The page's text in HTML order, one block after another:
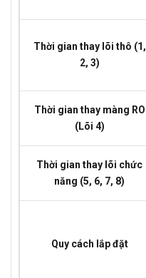
Thời gian thay lõi thô (1,
2, 3)
Thời gian thay màng RO
(Lõi 4)
Thời gian thay lõi chức
năng (5, 6, 7, 8)
Quy cách lắp đặt